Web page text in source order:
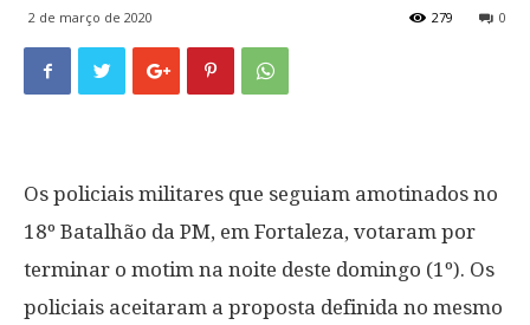
2 de março de 2020 0
279
Os policiais militares que seguiam amotinados no
18º Batalhão da PM, em Fortaleza, votaram por
terminar o motim na noite deste domingo (1º). Os
policiais aceitaram a proposta definida no mesmo